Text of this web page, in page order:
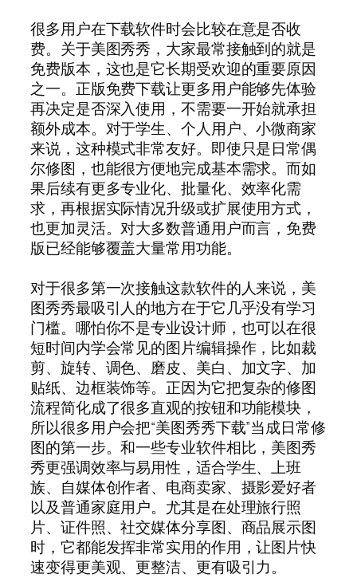
很多用户在下载软件时会比较在意是否收
费。关于美图秀秀，大家最常接触到的就是
免费版本，这也是它长期受欢迎的重要原因
之一。正版免费下载让更多用户能够先体验
再决定是否深入使用，不需要一开始就承担
额外成本。对于学生、个人用户、小微商家
来说，这种模式非常友好。即使只是日常偶
尔修图，也能很方便地完成基本需求。而如
果后续有更多专业化、批量化、效率化需
求，再根据实际情况升级或扩展使用方式，
也更加灵活。对大多数普通用户而言，免费
版已经能够覆盖大量常用功能。
对于很多第一次接触这款软件的人来说，美
图秀秀最吸引人的地方在于它几乎没有学习
门槛。哪怕你不是专业设计师，也可以在很
短时间内学会常见的图片编辑操作，比如裁
剪、旋转、调色、磨皮、美白、加文字、加
贴纸、边框装饰等。正因为它把复杂的修图
流程简化成了很多直观的按钮和功能模块，
所以很多用户会把“美图秀秀下载”当成日常修
图的第一步。和一些专业软件相比，美图秀
秀更强调效率与易用性，适合学生、上班
族、自媒体创作者、电商卖家、摄影爱好者
以及普通家庭用户。尤其是在处理旅行照
片、证件照、社交媒体分享图、商品展示图
时，它都能发挥非常实用的作用，让图片快
速变得更美观、更整洁、更有吸引力。